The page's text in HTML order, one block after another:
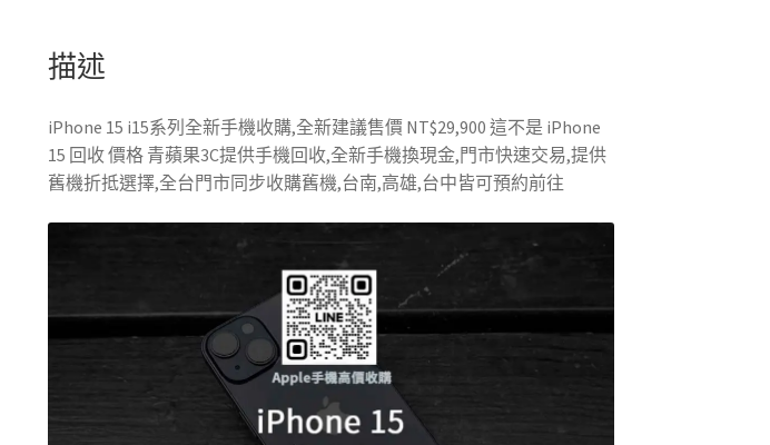
描述
iPhone 15 i15系列全新手機收購,全新建議售價 NT$29,900 這不是 iPhone
15 回收 價格 青蘋果3C提供手機回收,全新手機換現金,門市快速交易,提供
舊機折抵選擇,全台門市同步收購舊機,台南,高雄,台中皆可預約前往